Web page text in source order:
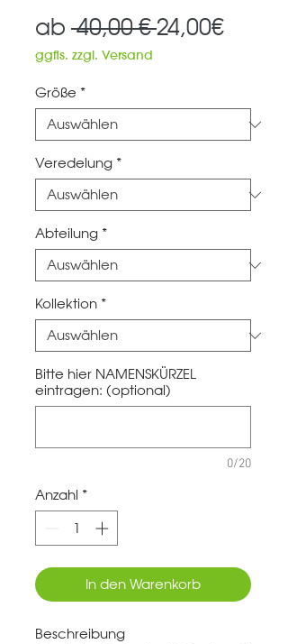
ab 40,00 € 24,00€Sale-
ggfls. zzgl. Versand
Größe *
Veredelung *
Abteilung *
Kollektion *
Bitte hier NAMENSKÜRZEL
eintragen: (optional)
0/20
Anzahl *
In den Warenkorb
Beschreibung